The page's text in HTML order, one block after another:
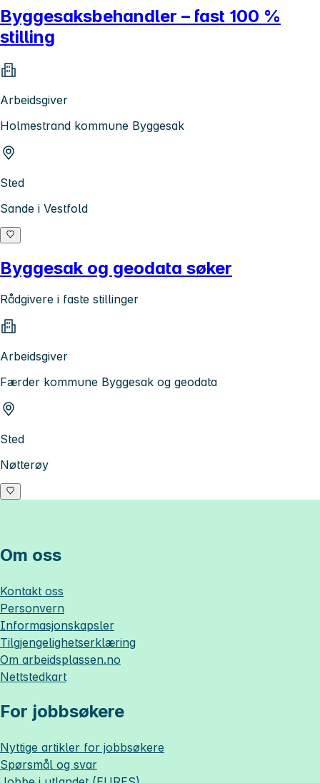
Byggesaksbehandler – fast 100 %
stilling
Arbeidsgiver
Holmestrand kommune Byggesak
Sted
Sande i Vestfold
Byggesak og geodata søker
Rådgivere i faste stillinger
Arbeidsgiver
Færder kommune Byggesak og geodata
Sted
Nøtterøy
Om oss
Kontakt oss
Personvern
Informasjonskapsler
Tilgjengelighetserklæring
Om arbeidsplassen.no
Nettstedkart
For jobbsøkere
Nyttige artikler for jobbsøkere
Spørsmål og svar